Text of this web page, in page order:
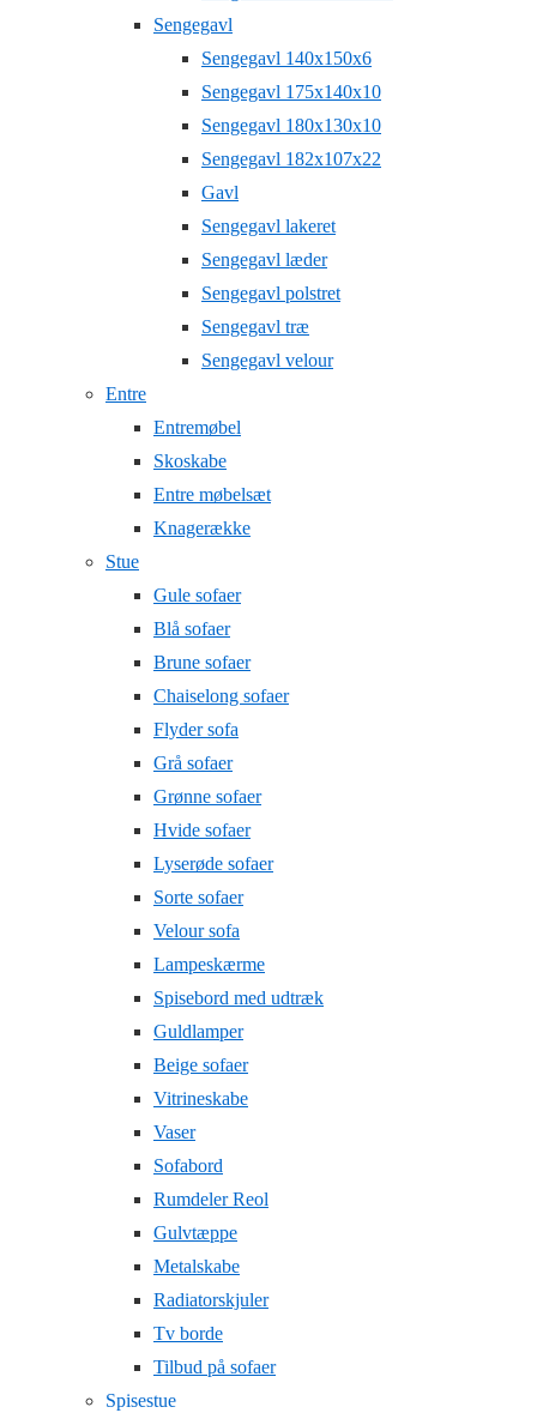
Sengegavl
Sengegavl 140x150x6
Sengegavl 175x140x10
Sengegavl 180x130x10
Sengegavl 182x107x22
Gavl
Sengegavl lakeret
Sengegavl læder
Sengegavl polstret
Sengegavl træ
Sengegavl velour
Entre
Entremøbel
Skoskabe
Entre møbelsæt
Knagerække
Stue
Gule sofaer
Blå sofaer
Brune sofaer
Chaiselong sofaer
Flyder sofa
Grå sofaer
Grønne sofaer
Hvide sofaer
Lyserøde sofaer
Sorte sofaer
Velour sofa
Lampeskærme
Spisebord med udtræk
Guldlamper
Beige sofaer
Vitrineskabe
Vaser
Sofabord
Rumdeler Reol
Gulvtæppe
Metalskabe
Radiatorskjuler
Tv borde
Tilbud på sofaer
Spisestue